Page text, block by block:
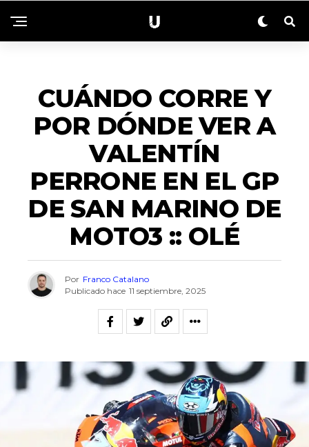
CUÁNDO CORRE Y
POR DÓNDE VER A
VALENTÍN
PERRONE EN EL GP
DE SAN MARINO DE
MOTO3 :: OLÉ
Por Franco Catalano
Publicado hace 11 septiembre, 2025